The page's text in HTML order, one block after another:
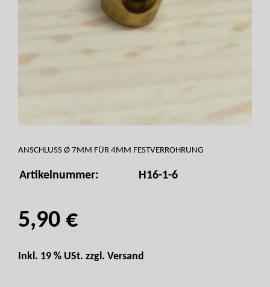
ANSCHLUSS Ø 7MM FÜR 4MM FESTVERROHRUNG
Artikelnummer: H16-1-6
5,90 €
Inkl. 19 % USt. zzgl. Versand